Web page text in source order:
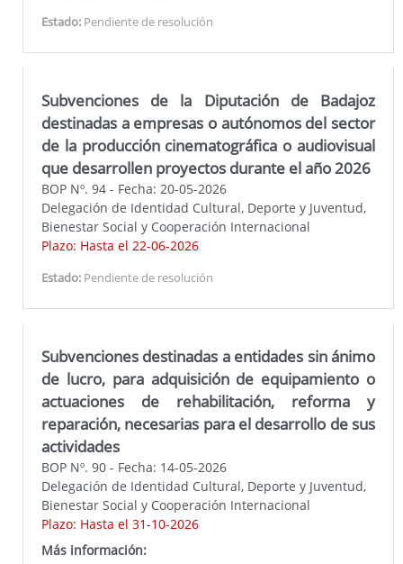
Estado: Pendiente de resolución
Subvenciones de la Diputación de Badajoz
destinadas a empresas o autónomos del sector
de la producción cinematográfica o audiovisual
que desarrollen proyectos durante el año 2026
BOP Nº. 94 - Fecha: 20-05-2026
Delegación de Identidad Cultural, Deporte y Juventud,
Bienestar Social y Cooperación Internacional
Plazo: Hasta el 22-06-2026
Estado: Pendiente de resolución
Subvenciones destinadas a entidades sin ánimo
de lucro, para adquisición de equipamiento o
actuaciones de rehabilitación, reforma y
reparación, necesarias para el desarrollo de sus
actividades
BOP Nº. 90 - Fecha: 14-05-2026
Delegación de Identidad Cultural, Deporte y Juventud,
Bienestar Social y Cooperación Internacional
Plazo: Hasta el 31-10-2026
Más información: